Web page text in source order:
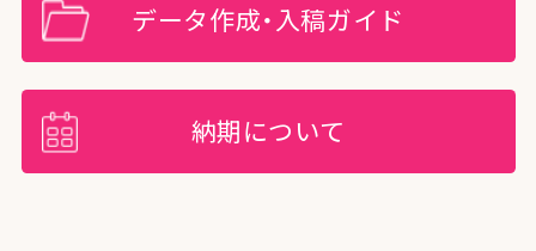
データ作成・入稿ガイド
納期について